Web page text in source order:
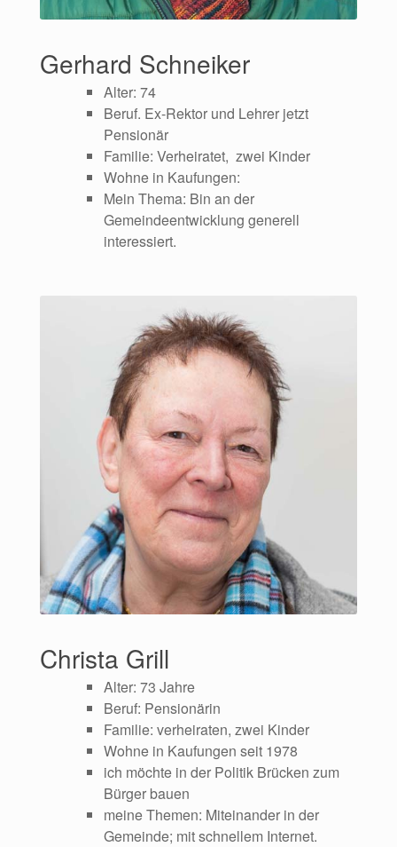
Gerhard Schneiker
Alter: 74
Beruf. Ex-Rektor und Lehrer jetzt
Pensionär
Familie: Verheiratet, zwei Kinder
Wohne in Kaufungen:
Mein Thema: Bin an der
Gemeindeentwicklung generell
interessiert.
Christa Grill
Alter: 73 Jahre
Beruf: Pensionärin
Familie: verheiraten, zwei Kinder
Wohne in Kaufungen seit 1978
ich möchte in der Politik Brücken zum
Bürger bauen
meine Themen: Miteinander in der
Gemeinde; mit schnellem Internet.